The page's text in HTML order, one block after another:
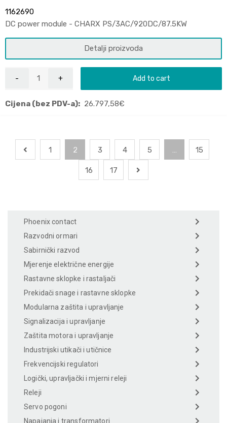
1162690
DC power module - CHARX PS/3AC/920DC/87.5KW
Detalji proizvoda
Add to cart
Cijena (bez PDV-a): 26.797,58€
1 2 3 4 5 … 15
16 17
Phoenix contact
Razvodni ormari
Sabirnički razvod
Mjerenje električne energije
Rastavne sklopke i rastaljači
Prekidači snage i rastavne sklopke
Modularna zaštita i upravljanje
Signalizacija i upravljanje
Zaštita motora i upravljanje
Industrijski utikači i utičnice
Frekvencijski regulatori
Logički, upravljački i mjerni releji
Releji
Servo pogoni
Napajanja i transformatori